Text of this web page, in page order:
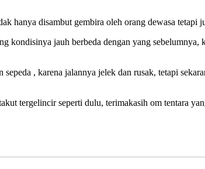
disambut gembira oleh orang dewasa tetapi
kondisinya jauh berbeda dengan yang
, karena jalannya jelek dan rusak, tetapi
tergelincir seperti dulu, terimakasih om tentara